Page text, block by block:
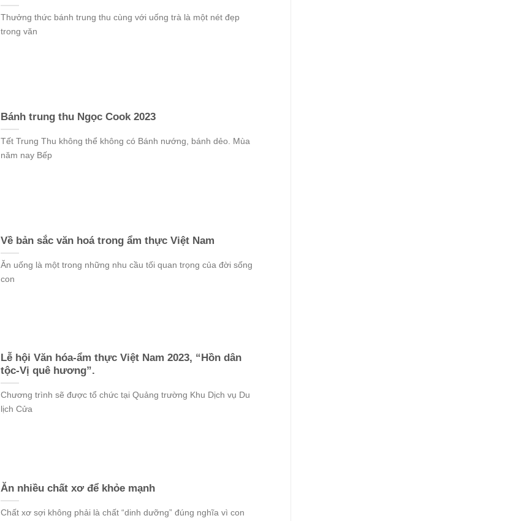
Thưởng thức bánh trung thu cùng với uống trà là một nét đẹp
trong văn
Bánh trung thu Ngọc Cook 2023
Tết Trung Thu không thể không có Bánh nướng, bánh dẻo. Mùa
năm nay Bếp
Về bản sắc văn hoá trong ẩm thực Việt Nam
Ăn uống là một trong những nhu cầu tối quan trọng của đời sống
con
Lễ hội Văn hóa-ẩm thực Việt Nam 2023, “Hồn dân
tộc-Vị quê hương”.
Chương trình sẽ được tổ chức tại Quảng trường Khu Dịch vụ Du
lịch Cửa
Ăn nhiều chất xơ để khỏe mạnh
Chất xơ sợi không phải là chất “dinh dưỡng” đúng nghĩa vì con